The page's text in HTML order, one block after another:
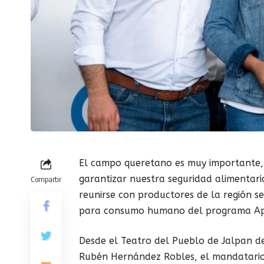
Compartir
El campo queretano es muy
garantizar nuestra seguridad
reunirse con productores de la región
para consumo humano del programa
Desde el Teatro del Pueblo de Jalpan
Rubén Hernández Robles, el